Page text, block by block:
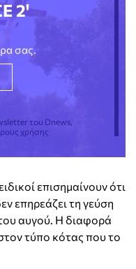
2'
σας.
του Dnews,
χρήσης
επισημαίνουν ότι
επηρεάζει τη γεύση
αυγού. Η διαφορά
τύπο κότας που το